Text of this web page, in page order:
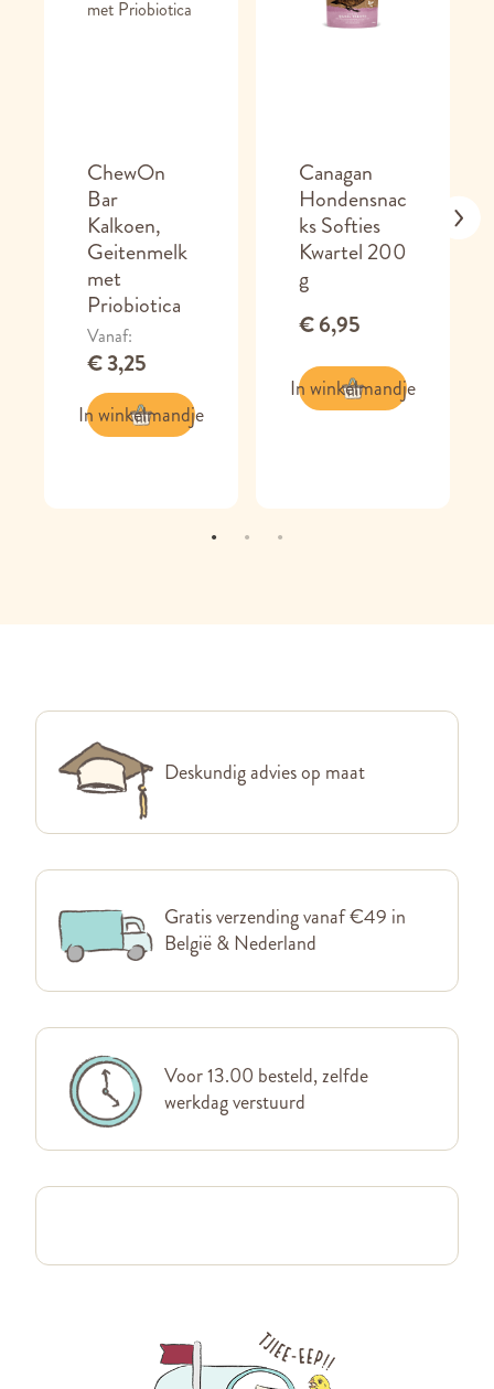
ChewOn
Bar
Kalkoen,
Geitenmelk
met
Priobiotica
Vanaf
€ 3,25
In winkelmandje
Canagan
Hondensnac
ks Softies
Kwartel 200
g
€ 6,95
In winkelmandje
Deskundig advies op maat
Gratis verzending vanaf €49 in
België & Nederland
Voor 13.00 besteld, zelfde
werkdag verstuurd